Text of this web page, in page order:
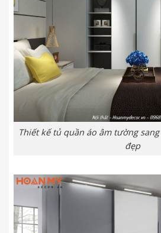
Thiết kế tủ quần áo âm tường
đẹp